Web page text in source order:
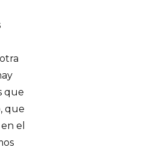
que
que
el